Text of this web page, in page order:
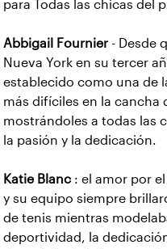
para Todas las chicas del
Abbigail Fournier - Desde
Nueva York en su tercer
establecido como una de
más difíciles en la cancha
mostrándoles a todas las
la pasión y la dedicación.
Katie Blanc : el amor por
y su equipo siempre
de tenis mientras
deportividad, la